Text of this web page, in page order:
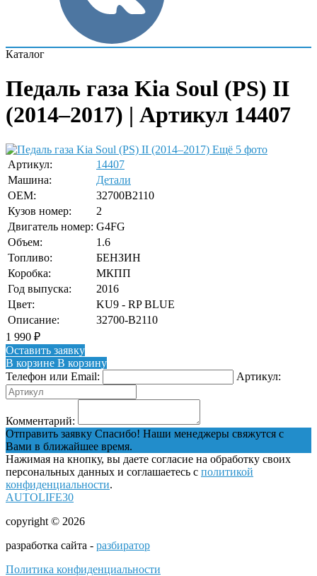
Каталог
Педаль газа Kia Soul (PS) II
(2014–2017) | Артикул 14407
Ещё 5 фото
Артикул:
14407
Машина:
Детали
OEM:
32700B2110
Кузов номер:
2
Двигатель номер: G4FG
Объем:
1.6
Топливо:
БЕНЗИН
Коробка:
МКПП
Год выпуска:
2016
Цвет:
KU9 - RP BLUE
Описание:
32700-B2110
1 990 ₽
Оставить заявку
В корзине В корзину
Телефон или Email:
Артикул:
Комментарий:
Отправить заявку Спасибо! Наши менеджеры свяжутся с
Вами в ближайшее время.
Нажимая на кнопку, вы даете согласие на обработку своих
персональных данных и соглашаетесь с политикой
конфиденциальности.
AUTOLIFE30
copyright © 2026
разработка сайта - разбиратор
Политика конфиденциальности